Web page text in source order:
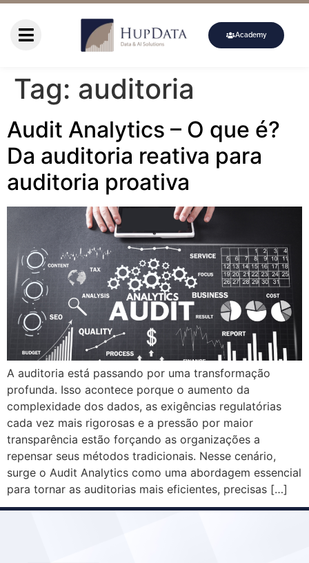
Academy
Tag: auditoria
Audit Analytics – O que é?
Da auditoria reativa para
auditoria proativa
A auditoria está passando por uma transformação
profunda. Isso acontece porque o aumento da
complexidade dos dados, as exigências regulatórias
cada vez mais rigorosas e a pressão por maior
transparência estão forçando as organizações a
repensar seus métodos tradicionais. Nesse cenário,
surge o Audit Analytics como uma abordagem essencial
para tornar as auditorias mais eficientes, precisas […]